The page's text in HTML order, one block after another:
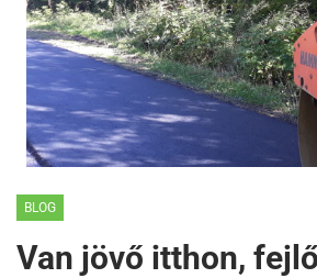
BLOG
Van jövő itthon,